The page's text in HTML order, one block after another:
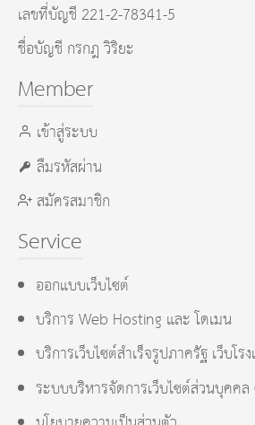
เลขที่บัญชี 221-2-78341-5
ชื่อบัญชี กรกฎ วิริยะ
Member
เข้าสู่ระบบ
ลืมรหัสผ่าน
สมัครสมาชิก
Service
ออกแบบเว็บไซต์
บริการ Web Hosting และ โดเมน
บริการเว็บไซต์สำเร็จรูปภาครัฐ เว็บโ
ระบบบริหารจัดการเว็บไซต์ส่วนบุคคล